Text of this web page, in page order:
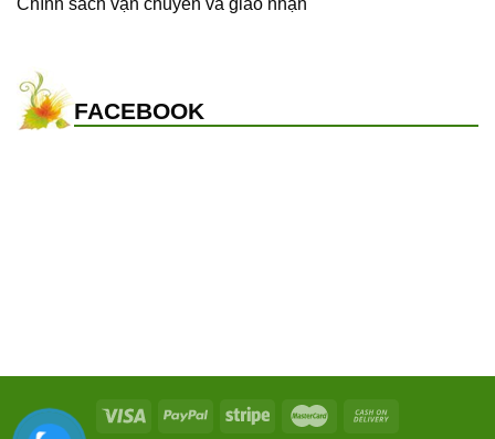
Chính sách vận chuyển và giao nhận
FACEBOOK